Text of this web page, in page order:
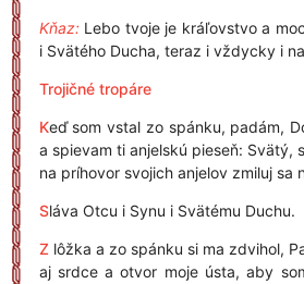
Kňaz:Lebo tvoje je kráľovstvo a
i Svätého Ducha, teraz i vždycky i
Trojičné tropáre
Keď som vstal zo spánku, padám,
a spievam ti anjelskú pieseň: Svätý,
na príhovor svojich anjelov zmiluj sa
Sláva Otcu i Synu i Svätému Duchu.
Z lôžka a zo spánku si ma zdvihol,
aj srdce a otvor moje ústa, aby